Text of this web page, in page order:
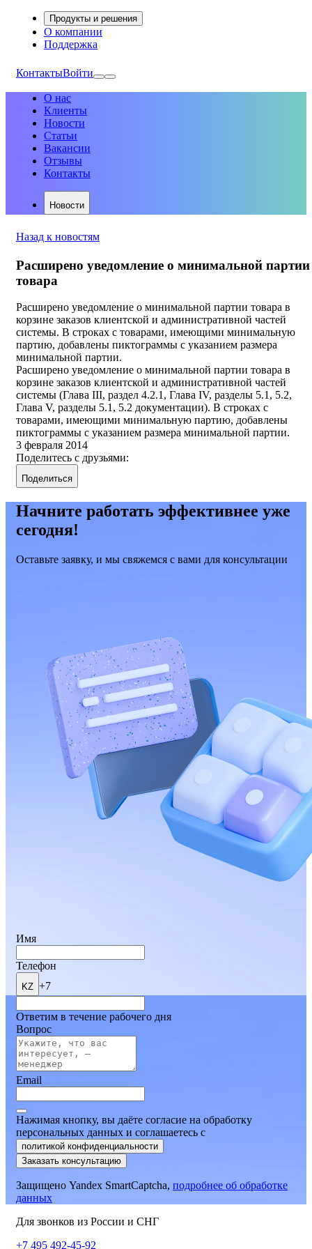
Продукты и решения
О компании
Поддержка
КонтактыВойти
О нас
Клиенты
Новости
Статьи
Вакансии
Отзывы
Контакты
Новости
Назад к новостям
Расширено уведомление о минимальной партии
товара
Расширено уведомление о минимальной партии товара в
корзине заказов клиентской и административной частей
системы. В строках с товарами, имеющими минимальную
партию, добавлены пиктограммы с указанием размера
минимальной партии.
Расширено уведомление о минимальной партии товара в
корзине заказов клиентской и административной частей
системы (Глава III, раздел 4.2.1, Глава IV, разделы 5.1, 5.2,
Глава V, разделы 5.1, 5.2 документации). В строках с
товарами, имеющими минимальную партию, добавлены
пиктограммы с указанием размера минимальной партии.
3 февраля 2014
Поделитесь с друзьями:
Поделиться
Начните работать эффективнее уже
сегодня!
Оставьте заявку, и мы свяжемся с вами для консультации
Имя
Телефон
KZ +7
Ответим в течение рабочего дня
Вопрос
Email
Нажимая кнопку, вы даёте согласие на обработку
персональных данных и соглашаетесь c
политикой конфиденциальности
Заказать консультацию
Защищено Yandex SmartCaptcha, подробнее об обработке
данных
Для звонков из России и СНГ
+7 495 492-45-92